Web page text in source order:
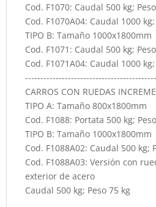
Cod. F1070: Caudal 500 kg;
Cod. F1070A04: Caudal 1000
TIPO B: Tamaño 1000x1800mm
Cod. F1071: Caudal 500 kg;
Cod. F1071A04: Caudal 1000
CARROS CON RUEDAS
TIPO A: Tamaño 800x1800mm
Cod. F1088: Portata 500 kg;
TIPO B: Tamaño 1000x1800mm
Cod. F1088A02: Caudal 500 kg;
Cod. F1088A03: Versión con
exterior de acero
Caudal 500 kg; Peso 75 kg